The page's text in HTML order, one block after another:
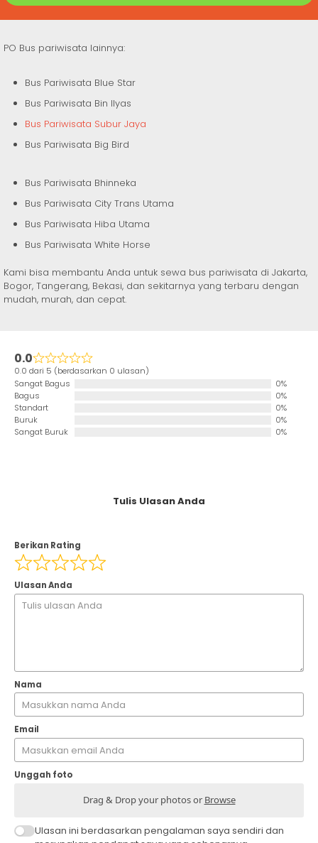
PO Bus pariwisata lainnya:
Bus Pariwisata Blue Star
Bus Pariwisata Bin Ilyas
Bus Pariwisata Subur Jaya
Bus Pariwisata Big Bird
Bus Pariwisata Bhinneka
Bus Pariwisata City Trans Utama
Bus Pariwisata Hiba Utama
Bus Pariwisata White Horse
Kami bisa membantu Anda untuk sewa bus pariwisata di Jakarta,
Bogor, Tangerang, Bekasi, dan sekitarnya yang terbaru dengan
mudah, murah, dan cepat.
0.0
0.0 dari 5 (berdasarkan 0 ulasan)
Sangat Bagus
0%
Bagus
0%
Standart
0%
Buruk
0%
Sangat Buruk
0%
Tulis Ulasan Anda
Berikan Rating
Ulasan Anda
Nama
Email
Unggah foto
Drag & Drop your photos or Browse
Ulasan ini berdasarkan pengalaman saya sendiri dan